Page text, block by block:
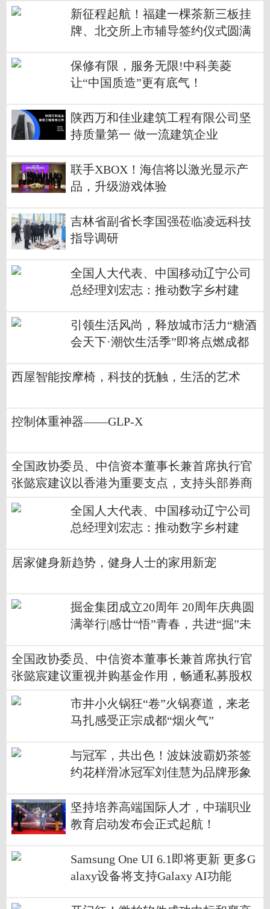
新征程起航！福建一棵茶新三板挂
牌、北交所上市辅导签约仪式圆满
保修有限，服务无限!中科美菱
让“中国质造”更有底气！
陕西万和佳业建筑工程有限公司坚
持质量第一 做一流建筑企业
联手XBOX！海信将以激光显示产
品，升级游戏体验
吉林省副省长李国强莅临凌远科技
指导调研
全国人大代表、中国移动辽宁公司
总经理刘宏志：推动数字乡村建
引领生活风尚，释放城市活力“糖酒
会天下·潮饮生活季”即将点燃成都
西屋智能按摩椅，科技的抚触，生活的艺术
控制体重神器——GLP-X
全国政协委员、中信资本董事长兼首席执行官
张懿宸建议以香港为重要支点，支持头部券商
做优做强
全国人大代表、中国移动辽宁公司
总经理刘宏志：推动数字乡村建
居家健身新趋势，健身人士的家用新宠
掘金集团成立20周年 20周年庆典圆
满举行|感廿“悟”青春，共进“掘”未
全国政协委员、中信资本董事长兼首席执行官
张懿宸建议重视并购基金作用，畅通私募股权
投资退出渠道
市井小火锅狂“卷”火锅赛道，来老
马扎感受正宗成都“烟火气”
与冠军，共出色！波妹波霸奶茶签
约花样滑冰冠军刘佳慧为品牌形象
坚持培养高端国际人才，中瑞职业
教育启动发布会正式起航！
Samsung One UI 6.1即将更新 更多G
alaxy设备将支持Galaxy AI功能